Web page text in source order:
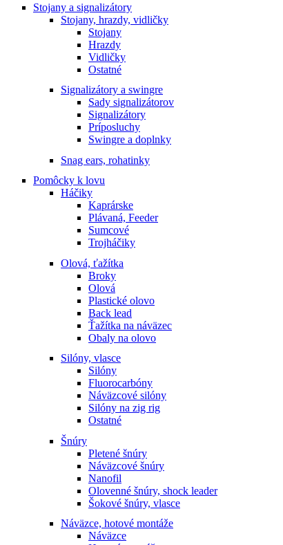
Stojany a signalizátory
Stojany, hrazdy, vidličky
Stojany
Hrazdy
Vidličky
Ostatné
Signalizátory a swingre
Sady signalizátorov
Signalizátory
Príposluchy
Swingre a doplnky
Snag ears, rohatinky
Pomôcky k lovu
Háčiky
Kaprárske
Plávaná, Feeder
Sumcové
Trojháčiky
Olová, ťažítka
Broky
Olová
Plastické olovo
Back lead
Ťažítka na náväzec
Obaly na olovo
Silóny, vlasce
Silóny
Fluorocarbóny
Náväzcové silóny
Silóny na zig rig
Ostatné
Šnúry
Pletené šnúry
Náväzcové šnúry
Nanofil
Olovenné šnúry, shock leader
Šokové šnúry, vlasce
Náväzce, hotové montáže
Náväzce